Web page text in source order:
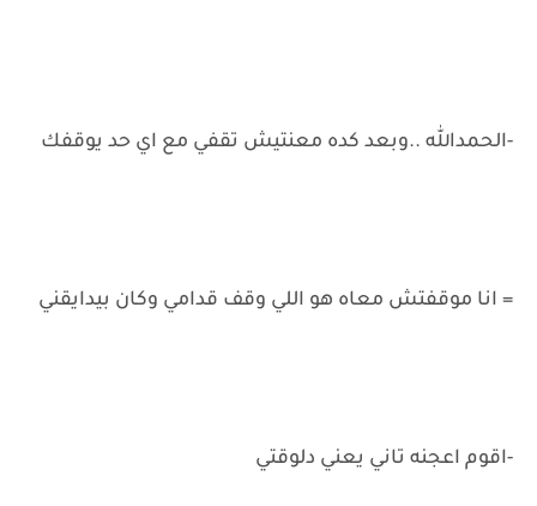
-الحمدالله ..وبعد كده معنتيش تقفي مع اي حد يوقفك
= انا موقفتش معاه هو اللي وقف قدامي وكان بيدايقني
-اقوم اعجنه تاني يعني دلوقتي